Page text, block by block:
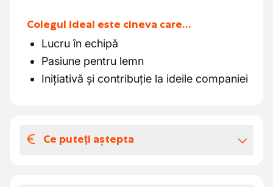
Colegul ideal este cineva care…
Lucru în echipă
Pasiune pentru lemn
Inițiativă și contribuție la ideile companiei
Ce puteți aștepta